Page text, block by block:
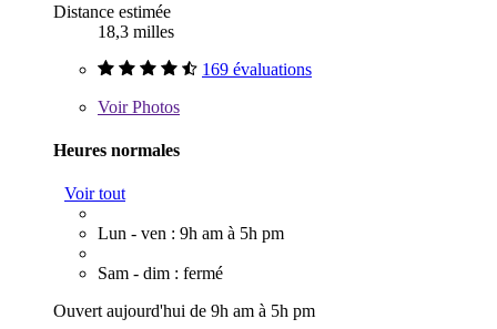
Distance estimée
18,3 milles
169 évaluations
VoirPhotos
Heures normales
Voir tout
Lun - ven : 9h am à 5h pm
Sam - dim : fermé
Ouvert aujourd'hui de 9h am à 5h pm